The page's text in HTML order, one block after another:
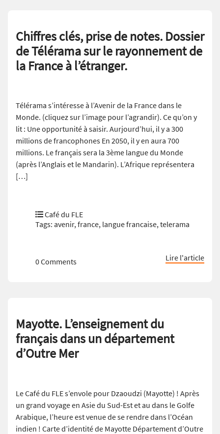
Chiffres clés, prise de notes. Dossier
de Télérama sur le rayonnement de
la France à l’étranger.
Télérama s’intéresse à l’Avenir de la France dans le
Monde. (cliquez sur l’image pour l’agrandir). Ce qu’on y
lit : Une opportunité à saisir. Aurjourd’hui, il y a 300
millions de francophones En 2050, il y en aura 700
millions. Le français sera la 3ème langue du Monde
(après l’Anglais et le Mandarin). L’Afrique représentera
[…]
Café du FLE
Tags: avenir,france, langue francaise,telerama
0 Comments Lire l'article
Mayotte. L’enseignement du
français dans un département
d’Outre Mer
Le Café du FLE s’envole pour Dzaoudzi (Mayotte) ! Après
un grand voyage en Asie du Sud-Est et au dans le Golfe
Arabique, l’heure est venue de se rendre dans l’Océan
indien ! Carte d’identité de Mayotte Département d’Outre